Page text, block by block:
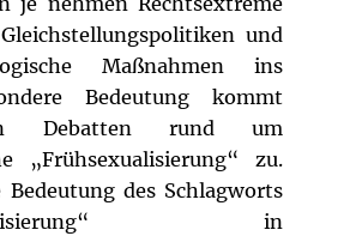
und
Maßnahmen ins
Bedeutung kommt
Debatten rund um
„Frühsexualisierung“ zu.
Bedeutung des Schlagworts
in